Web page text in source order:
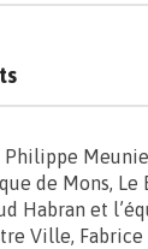
Philippe
de Mons, Le
Habran et
Ville, Fabrice